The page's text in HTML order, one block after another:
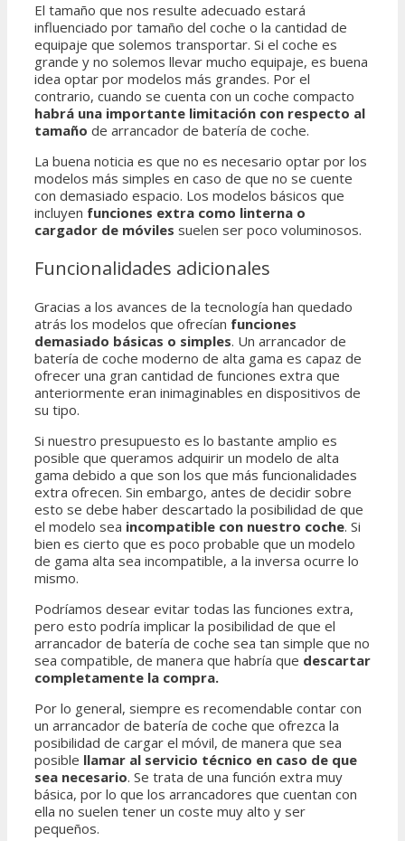
El tamaño que nos resulte adecuado estará
influenciado por tamaño del coche o la cantidad de
equipaje que solemos transportar. Si el coche es
grande y no solemos llevar mucho equipaje, es buena
idea optar por modelos más grandes. Por el
contrario, cuando se cuenta con un coche compacto
habrá una importante limitación con respecto al
tamaño de arrancador de batería de coche.
La buena noticia es que no es necesario optar por los
modelos más simples en caso de que no se cuente
con demasiado espacio. Los modelos básicos que
incluyen funciones extra como linterna o
cargador de móviles suelen ser poco voluminosos.
Funcionalidades adicionales
Gracias a los avances de la tecnología han quedado
atrás los modelos que ofrecían funciones
demasiado básicas o simples. Un arrancador de
batería de coche moderno de alta gama es capaz de
ofrecer una gran cantidad de funciones extra que
anteriormente eran inimaginables en dispositivos de
su tipo.
Si nuestro presupuesto es lo bastante amplio es
posible que queramos adquirir un modelo de alta
gama debido a que son los que más funcionalidades
extra ofrecen. Sin embargo, antes de decidir sobre
esto se debe haber descartado la posibilidad de que
el modelo sea incompatible con nuestro coche. Si
bien es cierto que es poco probable que un modelo
de gama alta sea incompatible, a la inversa ocurre lo
mismo.
Podríamos desear evitar todas las funciones extra,
pero esto podría implicar la posibilidad de que el
arrancador de batería de coche sea tan simple que no
sea compatible, de manera que habría que descartar
completamente la compra.
Por lo general, siempre es recomendable contar con
un arrancador de batería de coche que ofrezca la
posibilidad de cargar el móvil, de manera que sea
posible llamar al servicio técnico en caso de que
sea necesario. Se trata de una función extra muy
básica, por lo que los arrancadores que cuentan con
ella no suelen tener un coste muy alto y ser
pequeños.